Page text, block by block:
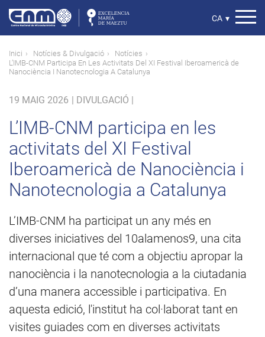
contingut
Select
CA ▾
Fil
d'ariadna
Inici Notícies & Divulgació
Notícies
L’IMB-CNM Participa En Les Activitats Del XI Festival Iberoamericà de
Nanociència I Nanotecnologia A Catalunya
19 MAIG 2026 | DIVULGACIÓ |
L’IMB-CNM participa en les
activitats del XI Festival
Iberoamericà de Nanociència i
Nanotecnologia a Catalunya
L’IMB-CNM ha participat un any més en
diverses iniciatives del 10alamenos9, una cita
internacional que té com a objectiu apropar la
nanociència i la nanotecnologia a la ciutadania
d’una manera accessible i participativa. En
aquesta edició, l'institut ha col·laborat tant en
visites guiades com en diverses activitats